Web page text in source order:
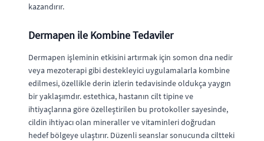
kazandırır.
Dermapen ile Kombine Tedaviler
Dermapen işleminin etkisini artırmak için somon dna nedir
veya mezoterapi gibi destekleyici uygulamalarla kombine
edilmesi, özellikle derin izlerin tedavisinde oldukça yaygın
bir yaklaşımdır. estethica, hastanın cilt tipine ve
ihtiyaçlarına göre özelleştirilen bu protokoller sayesinde,
cildin ihtiyacı olan mineraller ve vitaminleri doğrudan
hedef bölgeye ulaştırır. Düzenli seanslar sonucunda ciltteki